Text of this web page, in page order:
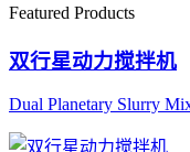
Featured Products
双行星动力搅拌机
Dual Planetary Slurry